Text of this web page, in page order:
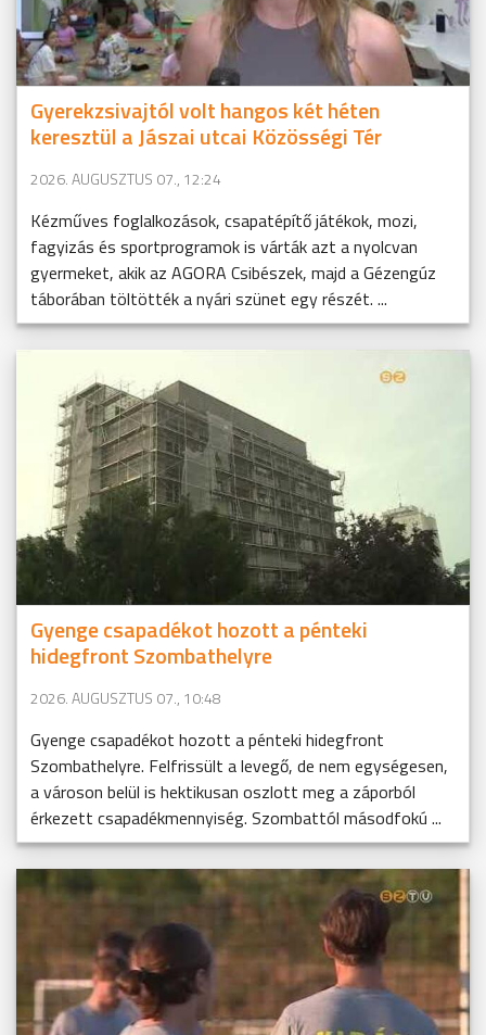
Gyerekzsivajtól volt hangos két héten
keresztül a Jászai utcai Közösségi Tér
2026. AUGUSZTUS 07., 12:24
Kézműves foglalkozások, csapatépítő játékok, mozi,
fagyizás és sportprogramok is várták azt a nyolcvan
gyermeket, akik az AGORA Csibészek, majd a Gézengúz
táborában töltötték a nyári szünet egy részét. ...
Gyenge csapadékot hozott a pénteki
hidegfront Szombathelyre
2026. AUGUSZTUS 07., 10:48
Gyenge csapadékot hozott a pénteki hidegfront
Szombathelyre. Felfrissült a levegő, de nem egységesen,
a városon belül is hektikusan oszlott meg a záporból
érkezett csapadékmennyiség. Szombattól másodfokú ...